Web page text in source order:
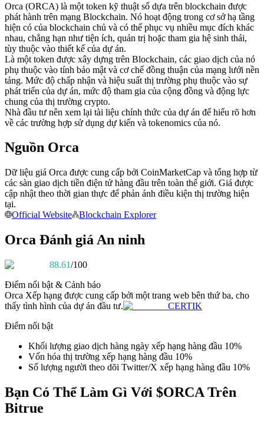
Sao chép Giao dịch
Tham gia cùng các nhà giao dịch hàng đầu
Tận hưởng chia sẻ lợi nhuận và hoa hồng giao dịch sao chép
Thông tin
Phân tích dữ liệu lớn bao gồm thông tin giao dịch, v.v.
Orca (ORCA) là một token kỹ thuật số dựa trên blockchain được
phát hành trên mạng Blockchain. Nó hoạt động trong cơ sở hạ tầng
hiện có của blockchain chủ và có thể phục vụ nhiều mục đích khác
nhau, chẳng hạn như tiện ích, quản trị hoặc tham gia hệ sinh thái,
tùy thuộc vào thiết kế của dự án.
Là một token được xây dựng trên Blockchain, các giao dịch của nó
phụ thuộc vào tính bảo mật và cơ chế đồng thuận của mạng lưới nền
tảng. Mức độ chấp nhận và hiệu suất thị trường phụ thuộc vào sự
phát triển của dự án, mức độ tham gia của cộng đồng và động lực
chung của thị trường crypto.
Nhà đầu tư nên xem lại tài liệu chính thức của dự án để hiểu rõ hơn
về các trường hợp sử dụng dự kiến và tokenomics của nó.
Nguồn Orca
Dữ liệu giá Orca được cung cấp bởi CoinMarketCap và tổng hợp từ
các sàn giao dịch tiền điện tử hàng đầu trên toàn thế giới. Giá được
cập nhật theo thời gian thực để phản ánh điều kiện thị trường hiện
tại.
Official Website
Blockchain Explorer
Orca Đánh giá An ninh
88.61/100
Điểm nổi bật & Cảnh báo
Orca Xếp hạng được cung cấp bởi một trang web bên thứ ba, cho
thấy tình hình của dự án đầu tư.
CERTIK
Điểm nổi bật
Khối lượng giao dịch hàng ngày xếp hạng hàng đầu 10%
Vốn hóa thị trường xếp hạng hàng đầu 10%
Số lượng người theo dõi Twitter/X xếp hạng hàng đầu 10%
Bạn Có Thể Làm Gì Với $ORCA Trên
Bitrue